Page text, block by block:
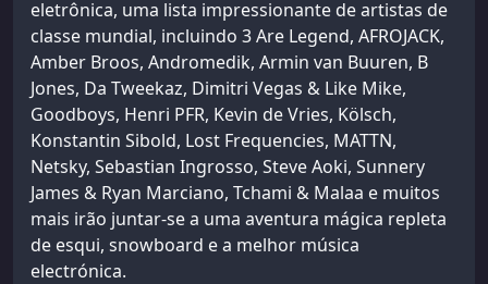
eletrônica, uma lista impressionante de artistas de
classe mundial, incluindo 3 Are Legend, AFROJACK,
Amber Broos, Andromedik, Armin van Buuren, B
Jones, Da Tweekaz, Dimitri Vegas & Like Mike,
Goodboys, Henri PFR, Kevin de Vries, Kölsch,
Konstantin Sibold, Lost Frequencies, MATTN,
Netsky, Sebastian Ingrosso, Steve Aoki, Sunnery
James & Ryan Marciano, Tchami & Malaa e muitos
mais irão juntar-se a uma aventura mágica repleta
de esqui, snowboard e a melhor música
electrónica.